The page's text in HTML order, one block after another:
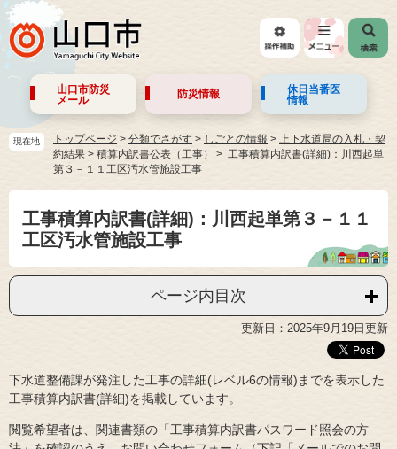
山口市防災
メール
防災情報
休日当番医
情報
現在地 トップページ > 分類でさがす > しごとの情報 >
上下水道局の入札・契
約結果 > 積算内訳書公表（工事）
工事積算内訳書(詳細)：川西起単
第３－１１工区汚水管施設工事
工事積算内訳書(詳細)：川西起単第３－１１
工区汚水管施設工事
ページ内目次
更新日：2025年9月19日更新
下水道整備課が発注した工事の詳細(レベル6の情報)までを表示した
工事積算内訳書(詳細)を掲載しています。
閲覧希望者は、関連書類の「工事積算内訳書パスワード照会の方